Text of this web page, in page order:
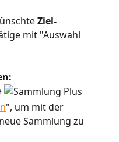
Ziel-
mit "Auswahl
", um mit der
Sammlung zu